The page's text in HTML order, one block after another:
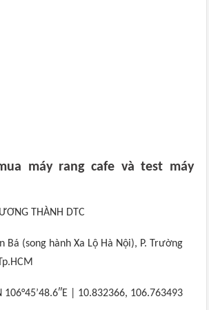
máy rang cafe và test máy
THÀNH DTC
Bá (song hành Xa Lộ Hà Nội), P. Trường
106°45’48.6″E | 10.832366, 106.763493